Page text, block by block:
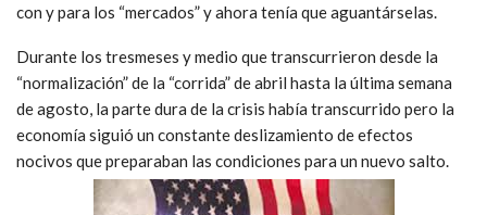
con y para los “mercados” y ahora tenía que aguantárselas.
Durante los tresmeses y medio que transcurrieron desde la
“normalización” de la “corrida” de abril hasta la última semana
de agosto, la parte dura de la crisis había transcurrido pero la
economía siguió un constante deslizamiento de efectos
nocivos que preparaban las condiciones para un nuevo salto.